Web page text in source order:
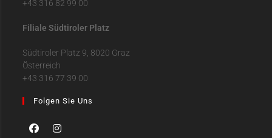
+43 316 82 99 00
Filiale Südtiroler Platz
Südtiroler Platz 9, 8020 Graz
Österreich
+43 316 77 39 00
Folgen Sie Uns